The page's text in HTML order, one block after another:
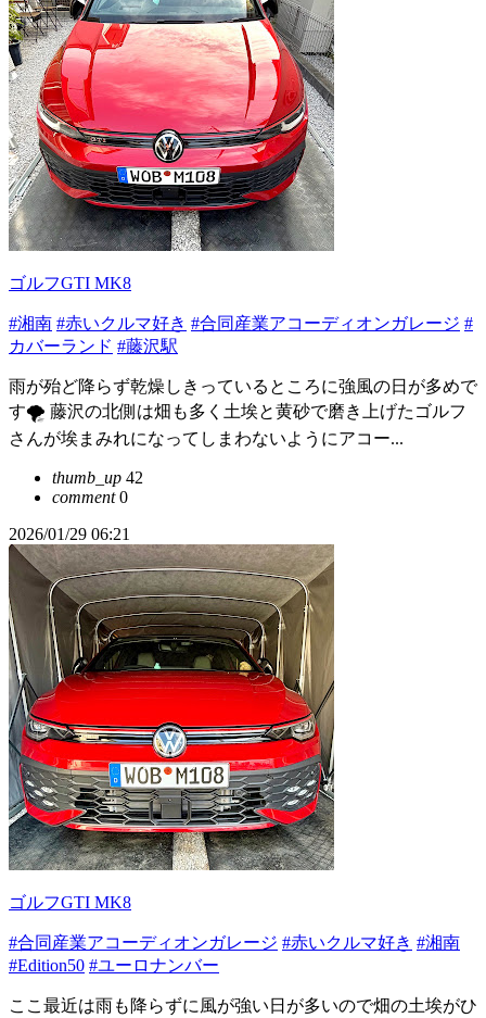
ゴルフGTI MK8
#湘南 #赤いクルマ好き #合同産業アコーディオンガレージ #
カバーランド #藤沢駅
雨が殆ど降らず乾燥しきっているところに強風の日が多めで
す🌪️ 藤沢の北側は畑も多く土埃と黄砂で磨き上げたゴルフ
さんが埃まみれになってしまわないようにアコー...
thumb_up 42
comment0
2026/01/29 06:21
ゴルフGTI MK8
#合同産業アコーディオンガレージ #赤いクルマ好き #湘南
#Edition50 #ユーロナンバー
ここ最近は雨も降らずに風が強い日が多いので畑の土埃がひ